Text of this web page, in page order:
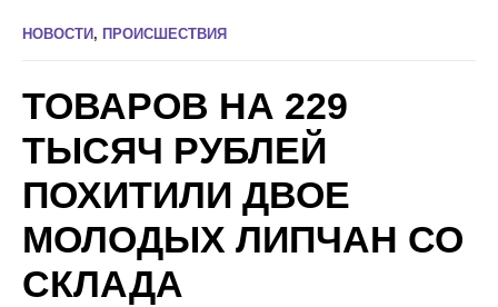
НОВОСТИ , ПРОИСШЕСТВИЯ
ТОВАРОВ НА 229
ТЫСЯЧ РУБЛЕЙ
ПОХИТИЛИ ДВОЕ
МОЛОДЫХ ЛИПЧАН СО
СКЛАДА